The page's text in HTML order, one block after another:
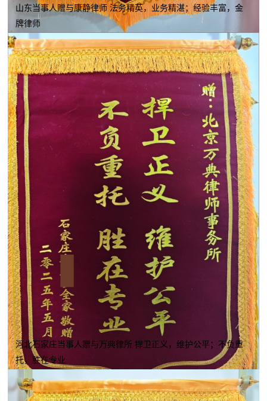
山东当事人赠与康静律师 法务精英，业务精湛；经验丰富，金
牌律师
河北石家庄当事人赠与万典律所 捍卫正义，维护公平；不负重
托，胜在专业